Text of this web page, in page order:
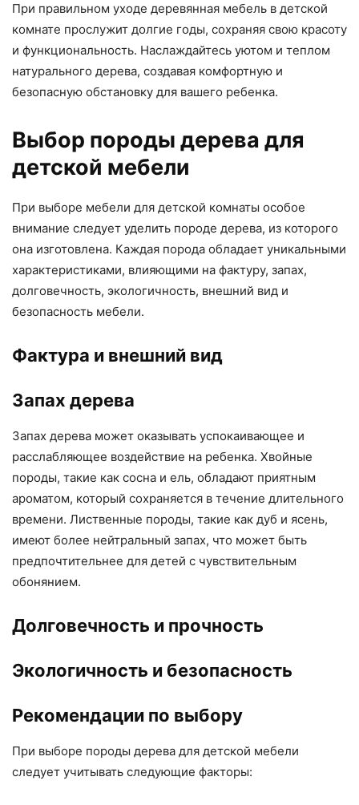
При правильном уходе деревянная мебель в детской
комнате прослужит долгие годы, сохраняя свою красоту
и функциональность. Наслаждайтесь уютом и теплом
натурального дерева, создавая комфортную и
безопасную обстановку для вашего ребенка.
Выбор породы дерева для
детской мебели
При выборе мебели для детской комнаты особое
внимание следует уделить породе дерева, из которого
она изготовлена. Каждая порода обладает уникальными
характеристиками, влияющими на фактуру, запах,
долговечность, экологичность, внешний вид и
безопасность мебели.
Фактура и внешний вид
Запах дерева
Запах дерева может оказывать успокаивающее и
расслабляющее воздействие на ребенка. Хвойные
породы, такие как сосна и ель, обладают приятным
ароматом, который сохраняется в течение длительного
времени. Лиственные породы, такие как дуб и ясень,
имеют более нейтральный запах, что может быть
предпочтительнее для детей с чувствительным
обонянием.
Долговечность и прочность
Экологичность и безопасность
Рекомендации по выбору
При выборе породы дерева для детской мебели
следует учитывать следующие факторы: